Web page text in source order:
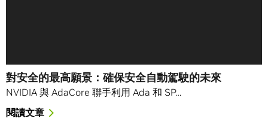
對安全的最高願景：確保安全自動駕駛的未來
NVIDIA 與 AdaCore 聯手利用 Ada 和 SP…
閱讀文章